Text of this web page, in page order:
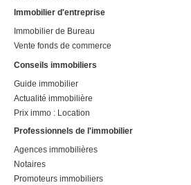
Immobilier d'entreprise
Immobilier de Bureau
Vente fonds de commerce
Conseils immobiliers
Guide immobilier
Actualité immobilière
Prix immo : Location
Professionnels de l'immobilier
Agences immobilières
Notaires
Promoteurs immobiliers